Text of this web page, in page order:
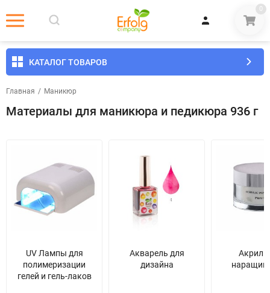
0
КАТАЛОГ ТОВАРОВ
Главная / Маникюр
Материалы для маникюра и педикюра 936 г
UV Лампы для
полимеризации
гелей и гель-лаков
Акварель для
дизайна
Акрил